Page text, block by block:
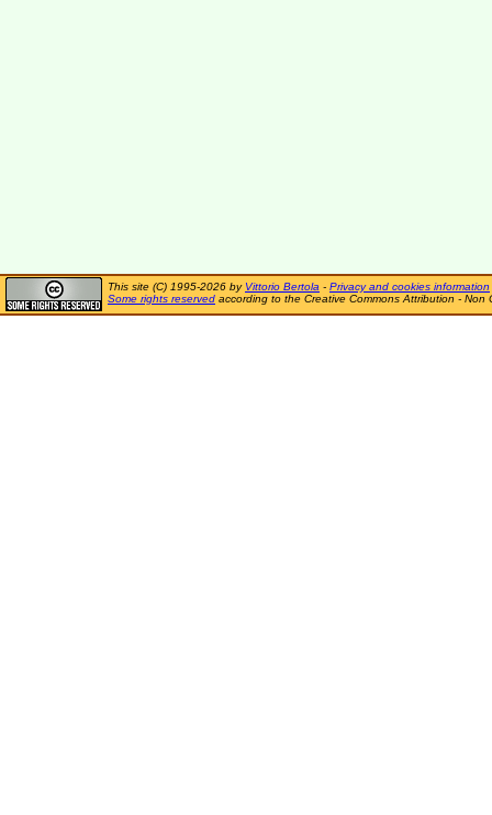
This site (C) 1995-2026 by Vittorio Bertola - Privacy and cookies information
Some rights reserved according to the Creative Commons Attribution - Non